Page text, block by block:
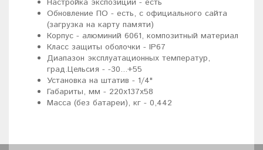
Настройка экспозиции - есть
Обновление ПО - есть, с официального сайта
(загрузка на карту памяти)
Корпус - алюминий 6061, композитный материал
Класс защиты оболочки - IP67
Диапазон эксплуатационных температур,
град.Цельсия - -30...+55
Установка на штатив - 1/4"
Габариты, мм - 220х137х58
Масса (без батареи), кг - 0,442